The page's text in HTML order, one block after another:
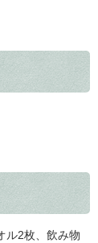
ル2枚、飲み物